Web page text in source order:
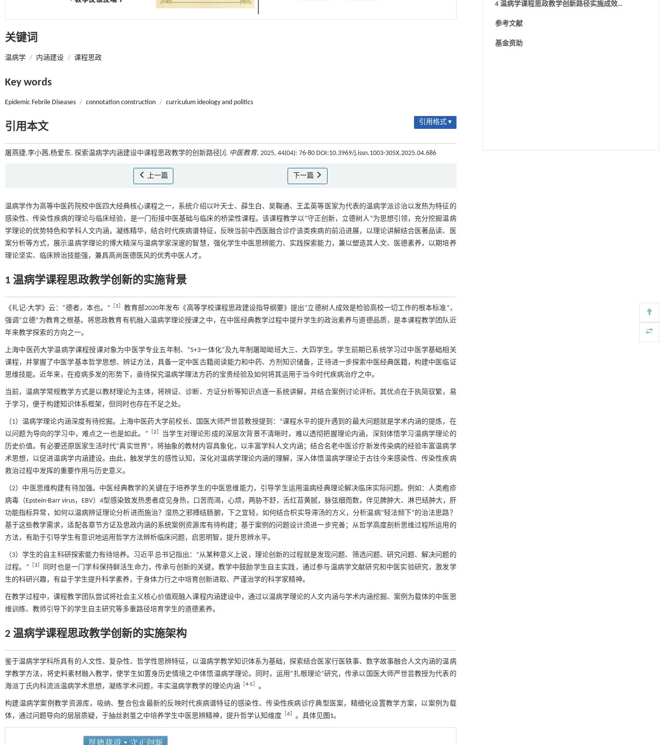
关键词
温病学 / 内涵建设 / 课程思政
Key words
Epidemic Febrile Diseases / connotation construction / curriculum ideology and politics
引用本文 引用格式 ▾
屠燕捷,李小茜,杨爱东. 探索温病学内涵建设中课程思政教学的创新路径[J]. 中医教育, 2025, 44(04): 76-80 DOI:10.3969/j.issn.1003-305X.2025.04.686
上一篇 下一篇
温病学作为高等中医药院校中医四大经典核心课程之一，系统介绍以叶天士、薛生白、吴鞠通、王孟英等医家为代表的温病学派诊治以发热为特征的
感染性、传染性疾病的理论与临床经验，是一门衔接中医基础与临床的桥梁性课程。该课程教学以“守正创新，立德树人”为思想引领，充分挖掘温病
学理论的优势特色和学科人文内涵，凝练精华，结合时代疾病谱特征，反映当前中西医融合诊疗该类疾病的前沿进展，以理论讲解结合医著品读、医
案分析等方式，展示温病学理论的博大精深与温病学家深邃的智慧，强化学生中医思辨能力、实践探索能力，兼以塑造其人文、医德素养，以期培养
理论坚实、临床辨治技能强，兼具高尚医德医风的优秀中医人才。
1 温病学课程思政教学创新的实施背景
《礼记·大学》云：“德者，本也。” 1 ］教育部2020年发布《高等学校课程思政建设指导纲要》提出“立德树人成效是检验高校一切工作的根本标准”，
强调“立德”为教育之根基。将思政教育有机融入温病学理论授课之中，在中医经典教学过程中提升学生的政治素养与道德品质，是本课程教学团队近
年来教学探索的方向之一。
上海中医药大学温病学课程授课对象为中医学专业五年制、“5+3一体化”及九年制屠呦呦班大三、大四学生。学生前期已系统学习过中医学基础相关
课程，并掌握了中医学基本哲学思想、辨证方法，具备一定中医古籍阅读能力和中药、方剂知识储备，正待进一步探索中医经典医籍，构建中医临证
思维技能。近年来，在疫病多发的形势下，亟待探究温病学理法方药的宝贵经验及如何将其运用于当今时代疾病治疗之中。
当前，温病学常规教学方式是以教材理论为主体，将辨证、诊断、方证分析等知识点逐一系统讲解，并结合案例讨论评析。其优点在于执简驭繁，易
于学习，便于构建知识体系框架，但同时也存在不足之处。
（1）温病学理论内涵深度有待挖掘。上海中医药大学前校长、国医大师严世芸教授提到：“课程水平的提升遇到的最大问题就是学术内涵的提炼，在
以问题为导向的学习中，难点之一也是如此。”
2
当学生对理论形成的深层次背景不清晰时，难以透彻把握理论内涵，深刻体悟学习温病学理论的
历史价值。有必要还原医家生活时代“真实世界”，将抽象的教材内容具象化，以丰富学科人文内涵；结合名老中医诊疗新发传染病的经验丰富温病学
术思想，以促进温病学内涵建设。由此，触发学生的感性认知，深化对温病学理论内涵的理解，深入体悟温病学理论于古往今来感染性、传染性疾病
救治过程中发挥的重要作用与历史意义。
（2）中医思维构建有待加强。中医经典教学的关键在于培养学生的中医思维能力，引导学生运用温病经典理论解决临床实际问题。例如：人类疱疹
病毒（Epstein-Barr virus，EBV）4型感染致发热患者症见身热，口苦而渴，心烦，两胁不舒，舌红苔黄腻，脉弦细而数，伴见脾肿大、淋巴结肿大，肝
功能指标异常，如何以温病辨证理论分析进而施治？湿热之邪搏结肠腑，下之宜轻，如何结合枳实导滞汤的方义，分析温病“轻法频下”的治法思路？
基于这些教学需求，适配各章节方证及思政内涵的系统案例资源库有待构建；基于案例的问题设计须进一步完善；从哲学高度剖析思维过程所运用的
方法，有助于引导学生有意识地运用哲学方法辨析临床问题，启思明智，提升思辨水平。
（3）学生的自主科研探索能力有待培养。习近平总书记指出：“从某种意义上说，理论创新的过程就是发现问题、筛选问题、研究问题、解决问题的
过程。”
3
同时也是一门学科保持鲜活生命力，传承与创新的关键。教学中鼓励学生自主实践，通过参与温病学文献研究和中医实验研究，激发学
生的科研兴趣，有益于学生提升科学素养，于身体力行之中培育创新进取、严谨治学的科学家精神。
在教学过程中，课程教学团队尝试将社会主义核心价值观融入课程内涵建设中，通过以温病学理论的人文内涵与学术内涵挖掘、案例为载体的中医思
维训练、教师引导下的学生自主研究等多重路径培育学生的道德素养。
2 温病学课程思政教学创新的实施架构
鉴于温病学学科所具有的人文性、复杂性、哲学性思辨特征，以温病学教学知识体系为基础，探索结合医家行医轶事、数字故事融合人文内涵的温病
学教学方法，将史料素材融入教学，使学生如置身历史情境之中体悟温病学理论。同时，运用“扎根理论”研究，传承以国医大师严世芸教授为代表的
海派丁氏内科流派温病学术思想，凝练学术问题，丰实温病学教学的理论内涵
4-5 。
构建温病学案例教学资源库，吸纳、整合包含最新的反映时代疾病谱特征的感染性、传染性疾病诊疗典型医案，精细化设置教学方案，以案例为载
体，通过问题导向的层层质疑，于抽丝剥茧之中培养学生中医思辨精神，提升哲学认知维度
6 。具体见图1。
4 温病学课程思政教学创新路径实施成效
与展望
参考文献
基金资助